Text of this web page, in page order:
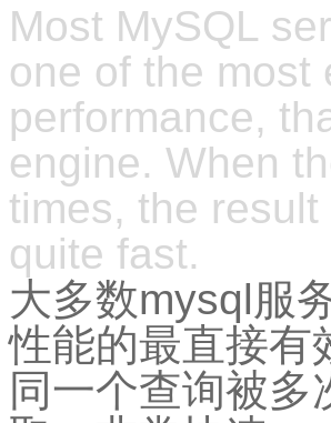
Most MySQL
one of the most
performance,
engine. When
times, the
quite fast.
大多数mysql服
性能的最直接有
同一个查询被